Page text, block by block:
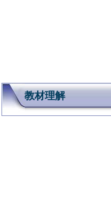
教材理解